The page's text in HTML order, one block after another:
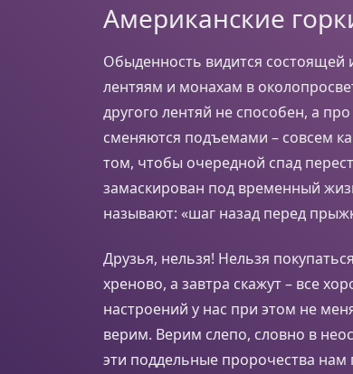
Американские
Обыденность видится состоящей
лентяям и монахам в
другого лентяй не способен, а
сменяются подъемами – совсем
том, чтобы очередной спад
замаскирован под временный
называют: «шаг назад перед
Друзья, нельзя! Нельзя
хреново, а завтра скажут – все
настроений у нас при этом не
верим. Верим слепо, словно в
эти поддельные пророчества нам